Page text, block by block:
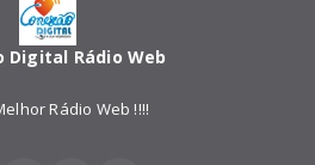
Digital Rádio Web
Rádio Web !!!!